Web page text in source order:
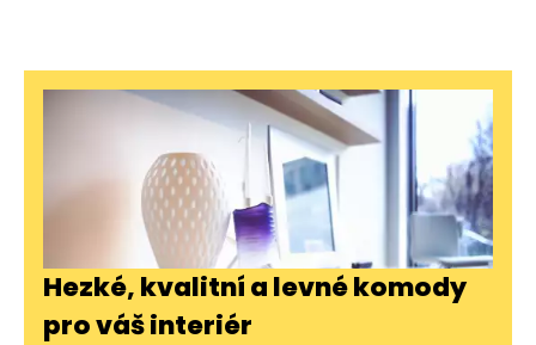
Hezké, kvalitní a levné komody
pro váš interiér